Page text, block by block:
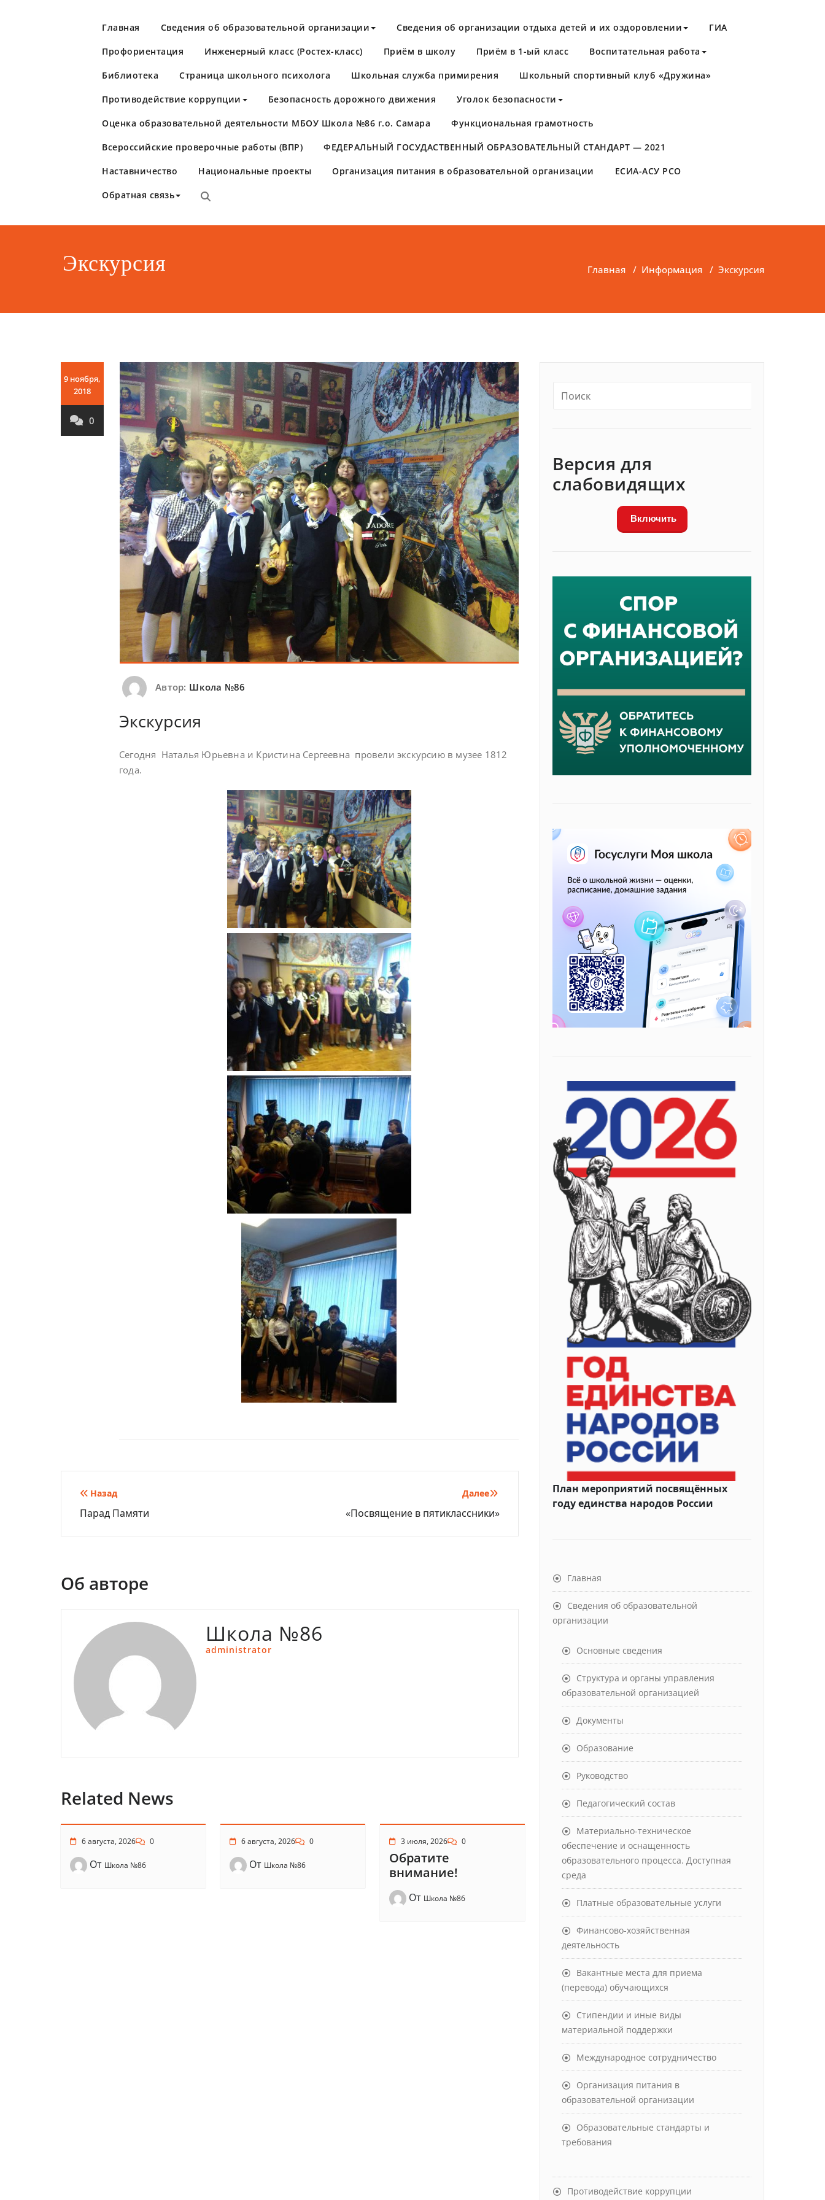
Школа №86
Главная Сведения об образовательной организации Сведения об организации отдыха детей и их оздоровлении ГИА
Профориентация Инженерный класс (Ростех-класс) Приём в школу Приём в 1-ый класс Воспитательная работа
Библиотека Страница школьного психолога Школьная служба примирения Школьный спортивный клуб «Дружина»
Противодействие коррупции Безопасность дорожного движения Уголок безопасности
Оценка образовательной деятельности МБОУ Школа №86 г.о. Самара Функциональная грамотность
Всероссийские проверочные работы (ВПР) ​ФЕДЕРАЛЬНЫЙ ГОСУДАСТВЕННЫЙ ОБРАЗОВАТЕЛЬНЫЙ СТАНДАРТ — 2021
Наставничество Национальные проекты Организация питания в образовательной организации ЕСИА-АСУ РСО
Обратная связь
Экскурсия Главная / Информация / Экскурсия
9 ноября,
2018
0
Автор: Школа №86
Экскурсия
Сегодня Наталья Юрьевна и Кристина Сергеевна провели экскурсию в музее 1812
года.
Навигация
по
Назад
Парад Памяти
Далее
«Посвящение в пятиклассники»
Об авторе
Школа №86
administrator
Related News
6 августа, 2026 0
От Школа №86
6 августа, 2026 0
От Школа №86
3 июля, 2026 0
Обратите
внимание!
От Школа №86
Версия для
слабовидящих
Включить
План мероприятий посвящённых
году единства народов России
Главная
Сведения об образовательной
организации
Основные сведения
Структура и органы управления
образовательной организацией
Документы
Образование
Руководство
Педагогический состав
Материально-техническое
обеспечение и оснащенность
образовательного процесса. Доступная
среда
Платные образовательные услуги
Финансово-хозяйственная
деятельность
Вакантные места для приема
(перевода) обучающихся
Стипендии и иные виды
материальной поддержки
Международное сотрудничество
Организация питания в
образовательной организации
Образовательные стандарты и
требования
Противодействие коррупции